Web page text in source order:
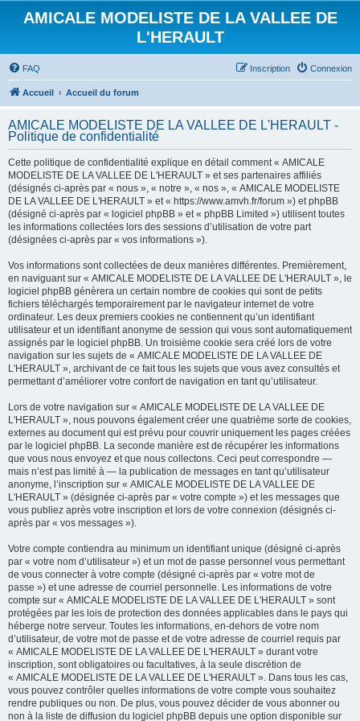
AMICALE MODELISTE DE LA VALLEE DE
L'HERAULT
FAQ Connexion
Inscription
Accueil Accueil du forum
AMICALE MODELISTE DE LA VALLEE DE L'HERAULT -
Politique de confidentialité
Cette politique de confidentialité explique en détail comment « AMICALE
MODELISTE DE LA VALLEE DE L'HERAULT » et ses partenaires affiliés
(désignés ci-après par « nous », « notre », « nos », « AMICALE MODELISTE
DE LA VALLEE DE L'HERAULT » et « https://www.amvh.fr/forum ») et phpBB
(désigné ci-après par « logiciel phpBB » et « phpBB Limited ») utilisent toutes
les informations collectées lors des sessions d’utilisation de votre part
(désignées ci-après par « vos informations »).
Vos informations sont collectées de deux manières différentes. Premièrement,
en naviguant sur « AMICALE MODELISTE DE LA VALLEE DE L'HERAULT », le
logiciel phpBB génèrera un certain nombre de cookies qui sont de petits
fichiers téléchargés temporairement par le navigateur internet de votre
ordinateur. Les deux premiers cookies ne contiennent qu’un identifiant
utilisateur et un identifiant anonyme de session qui vous sont automatiquement
assignés par le logiciel phpBB. Un troisième cookie sera créé lors de votre
navigation sur les sujets de « AMICALE MODELISTE DE LA VALLEE DE
L'HERAULT », archivant de ce fait tous les sujets que vous avez consultés et
permettant d’améliorer votre confort de navigation en tant qu’utilisateur.
Lors de votre navigation sur « AMICALE MODELISTE DE LA VALLEE DE
L'HERAULT », nous pouvons également créer une quatrième sorte de cookies,
externes au document qui est prévu pour couvrir uniquement les pages créées
par le logiciel phpBB. La seconde manière est de récupérer les informations
que vous nous envoyez et que nous collectons. Ceci peut correspondre —
mais n’est pas limité à — la publication de messages en tant qu’utilisateur
anonyme, l’inscription sur « AMICALE MODELISTE DE LA VALLEE DE
L'HERAULT » (désignée ci-après par « votre compte ») et les messages que
vous publiez après votre inscription et lors de votre connexion (désignés ci-
après par « vos messages »).
Votre compte contiendra au minimum un identifiant unique (désigné ci-après
par « votre nom d’utilisateur ») et un mot de passe personnel vous permettant
de vous connecter à votre compte (désigné ci-après par « votre mot de
passe ») et une adresse de courriel personnelle. Les informations de votre
compte sur « AMICALE MODELISTE DE LA VALLEE DE L'HERAULT » sont
protégées par les lois de protection des données applicables dans le pays qui
héberge notre serveur. Toutes les informations, en-dehors de votre nom
d’utilisateur, de votre mot de passe et de votre adresse de courriel requis par
« AMICALE MODELISTE DE LA VALLEE DE L'HERAULT » durant votre
inscription, sont obligatoires ou facultatives, à la seule discrétion de
« AMICALE MODELISTE DE LA VALLEE DE L'HERAULT ». Dans tous les cas,
vous pouvez contrôler quelles informations de votre compte vous souhaitez
rendre publiques ou non. De plus, vous pouvez décider de vous abonner ou
non à la liste de diffusion du logiciel phpBB depuis une option disponible sur